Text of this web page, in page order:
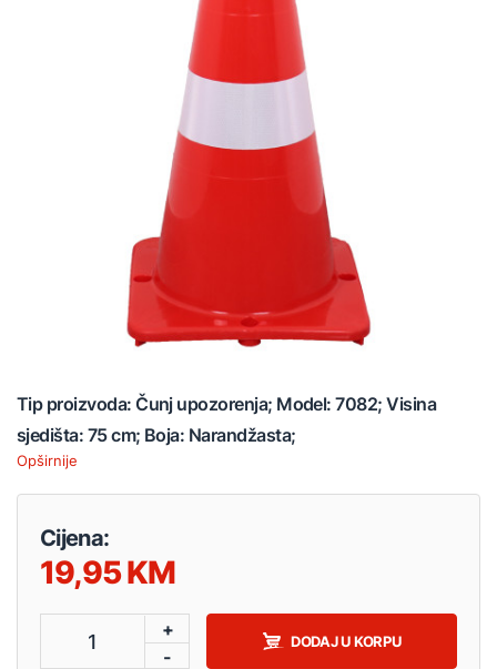
Tip proizvoda: Čunj upozorenja; Model: 7082; Visina
sjedišta: 75 cm; Boja: Narandžasta;
Opširnije
Cijena:
19,95
1
+
-
DODAJ U KORPU